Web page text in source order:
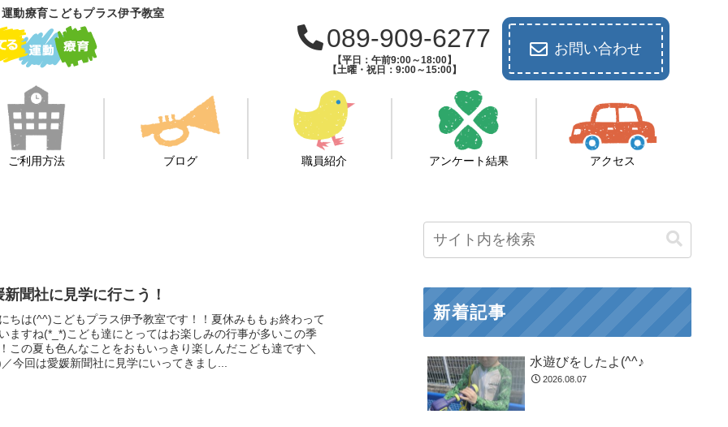
動療育こどもプラス伊予教室
089-909-6277
【平日：午前9:00～18:00】
【土曜・祝日：9:00～15:00】
お問い合わせ
ご利用方法 ブログ 職員紹介 アンケート結果 アクセス
新聞社に見学に行こう！
ちは(^^)こどもプラス伊予教室です！！夏休みももぉ終わって
ますね(*_*)こども達にとってはお楽しみの行事が多いこの季
この夏も色んなことをおもいっきり楽しんだこども達です＼
今回は愛媛新聞社に見学にいってきまし...
新着記事
水遊びをしたよ(^^♪
2026.08.07